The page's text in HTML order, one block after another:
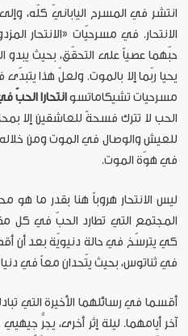
انتشر في المسرح اليابانيّ كلّه،
الانتحار. في مسرحيّات «الانتحار
حبّهما عصياً على التحقّق، بحيث يبدو
يحيا ربّما إلا بالموت. ولعلّ هذا
مسرحيات تشيكاماتسوانتحارا الحبّ
الحب لا تترك فسحةً للعاشقين إلا
للعيش والوصال في الموت ومن خلاله،
في هوّة الموت.
ليس الانتحار هروباً هنا بقدر ما هو
المجتمع التي تطارد الحبّ في كل
كي يترسّخ في حالة دنيويّة بعد أن
في ثناتوس، بحيث يتّحدان معاً في دنيا
أقسما في رسائلهما الأخيرة التي
آخر أيامهما. ليلة إثر أخرى، يجرُّ